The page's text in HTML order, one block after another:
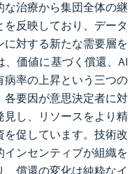
な治療から集団全体の継
反映しており、データ
対する新たな需要層を
価値に基づく償還、AI
率の上昇という三つの
各要因が意思決定者に対
見し、リソースをより精
促しています。技術改
ンセンティブが組織を
償還の変化は純粋なイ